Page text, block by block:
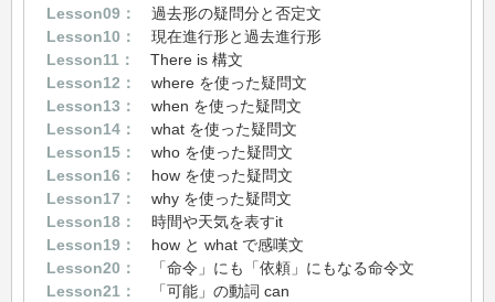
Lesson09：
過去形の疑問分と否定文
Lesson10：
現在進行形と過去進行形
Lesson11：
There is 構文
Lesson12：
where を使った疑問文
Lesson13：
when を使った疑問文
Lesson14：
what を使った疑問文
Lesson15：
who を使った疑問文
Lesson16：
how を使った疑問文
Lesson17：
why を使った疑問文
Lesson18：
時間や天気を表すit
Lesson19：
how と what で感嘆文
Lesson20：
「命令」にも「依頼」にもなる命令文
Lesson21：
「可能」の動詞 can